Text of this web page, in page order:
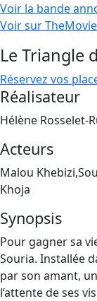
Voir la bande
Voir sur
Le Triangle
Réservez vos
Réalisateur
Hélène Rosselet-
Acteurs
Malou
Khoja
Synopsis
Pour gagner sa
Souria. Installée
par son amant,
l’attente de ses